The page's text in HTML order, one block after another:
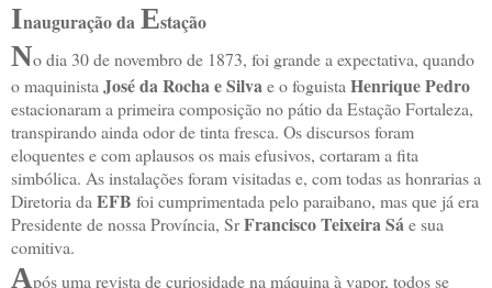
Inauguração da Estação
No dia 30 de novembro de 1873, foi grande a expectativa, quando
o maquinista José da Rocha e Silva e o foguista Henrique Pedro
estacionaram a primeira composição no pátio da Estação Fortaleza,
transpirando ainda odor de tinta fresca. Os discursos foram
eloquentes e com aplausos os mais efusivos, cortaram a fita
simbólica. As instalações foram visitadas e, com todas as honrarias a
Diretoria da EFB foi cumprimentada pelo paraibano, mas que já era
Presidente de nossa Província, SrFrancisco Teixeira Sá e sua
comitiva.
Após uma revista de curiosidade na máquina à vapor, todos se